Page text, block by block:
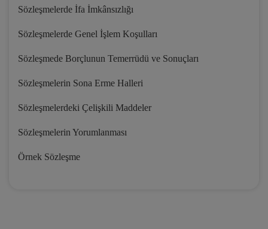
Sözleşmelerde İfa İmkânsızlığı
Sözleşmelerde Genel İşlem Koşulları
Sözleşmede Borçlunun Temerrüdü ve Sonuçları
Sözleşmelerin Sona Erme Halleri
Sözleşmelerdeki Çelişkili Maddeler
Sözleşmelerin Yorumlanması
Örnek Sözleşme